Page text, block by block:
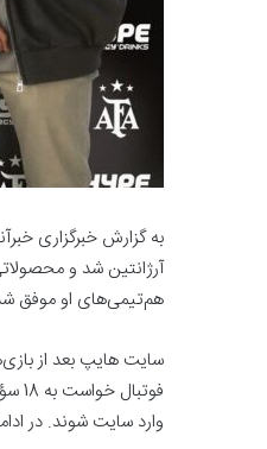
آرژانتین شد و
هم‌تیمی‌های او موفق شدند بعد از 36 سال قهرمان جهان شده و تنها جای خالی کارنامه یکی از
وارد سایت شوند. در ادامه 7 هزار و 200 نفر در سایت ثبت نام کرده و 2 هزار و 500 تن نیز به سؤالات